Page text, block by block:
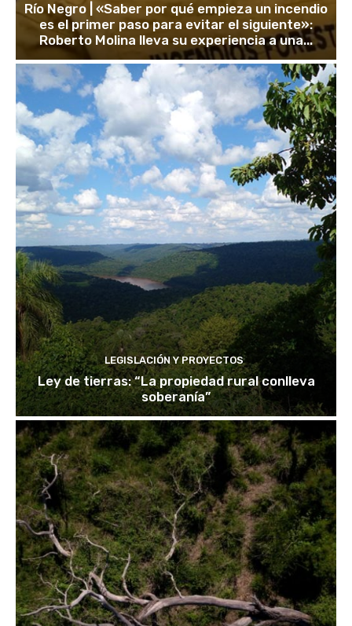
Río Negro | «Saber por qué empieza un incendio
es el primer paso para evitar el siguiente»:
Roberto Molina lleva su experiencia a una...
LEGISLACIÓN Y PROYECTOS
Ley de tierras: “La propiedad rural conlleva
soberanía”